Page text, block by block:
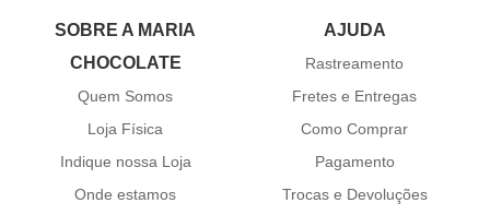
SOBRE A MARIA
CHOCOLATE
Quem Somos
Loja Física
Indique nossa Loja
Onde estamos
AJUDA
Rastreamento
Fretes e Entregas
Como Comprar
Pagamento
Trocas e Devoluções